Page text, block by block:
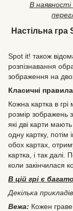
В наявності
Настільна гра
Spot it! також
розпізнавання
зображення на
Класичні
Кожна картка в грі
розмір зображень
які дві карти
одну картку, потім
обох картах,
картка, і так далі.
коли закінчилася
В цій грі є
Декілька
Вежа: Кожен